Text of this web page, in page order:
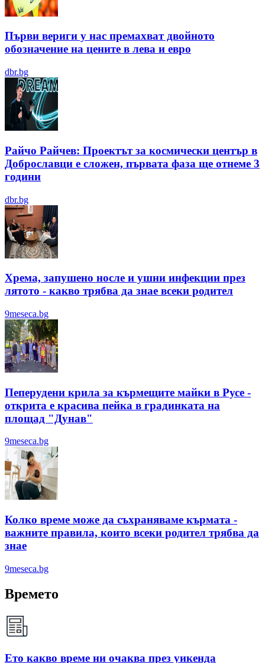
Първи вериги у нас премахват двойното
обозначение на цените в лева и евро
dbr.bg
Райчо Райчев: Проектът за космически център в
Доброславци е сложен, първата фаза ще отнеме 3
години
dbr.bg
Хрема, запушено носле и ушни инфекции през
лятотo - какво трябва да знае всеки родител
9meseca.bg
Пеперудени крила за кърмещите майки в Русе -
открита е красива пейка в градинката на
площад "Дунав"
9meseca.bg
Колко време може да съхраняваме кърмата -
важните правила, които всеки родител трябва да
знае
9meseca.bg
Времето
Ето какво време ни очаква през уикенда